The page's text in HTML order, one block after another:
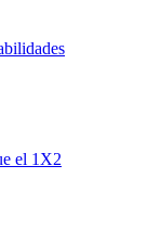
el 1X2